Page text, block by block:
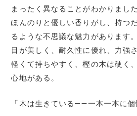
まったく異なることがわかりまし
ほんのりと優しい香りがし、持つ
るような不思議な魅力があります
目が美しく、耐久性に優れ、力強
軽くて持ちやすく、樫の木は硬く
心地がある。
「木は生きている――一本一本に個